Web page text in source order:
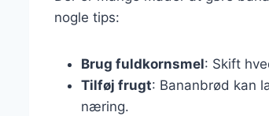
nogle tips:
Brug fuldkornsmel: Skift
Tilføj frugt: Bananbrød kan
næring.